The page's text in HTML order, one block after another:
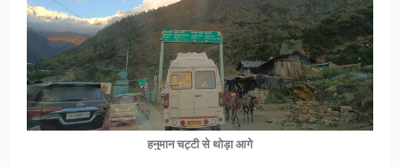
हनुमान चट्टी से थोड़ा आगे